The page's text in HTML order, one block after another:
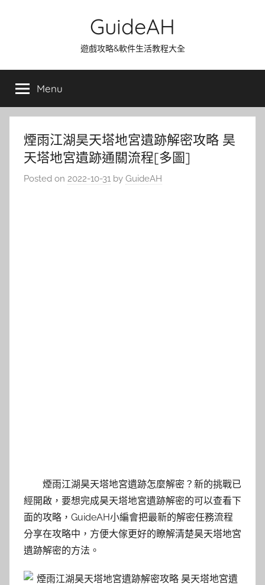
GuideAH
遊戲攻略&軟件生活教程大全
Menu
煙雨江湖昊天塔地宮遺跡解密攻略 昊
天塔地宮遺跡通關流程[多圖]
Posted on 2022-10-31 by GuideAH
煙雨江湖昊天塔地宮遺跡怎麼解密？新的挑戰已
經開啟，要想完成昊天塔地宮遺跡解密的可以查看下
面的攻略，GuideAH小編會把最新的解密任務流程
分享在攻略中，方便大傢更好的瞭解清楚昊天塔地宮
遺跡解密的方法。